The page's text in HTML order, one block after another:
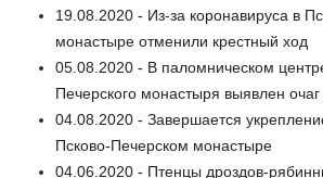
19.08.2020 - Из-за коронавируса в
монастыре отменили крестный ход
05.08.2020 - В паломническом
Печерского монастыря выявлен
04.08.2020 - Завершается
Псково-Печерском монастыре
04.06.2020 - Птенцы дроздов-